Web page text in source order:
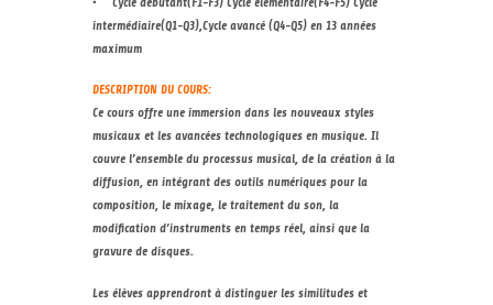
intermédiaire(Q1-Q3),Cycle avancé (Q4-Q5) en 13 années
maximum
DESCRIPTION DU COURS:
Ce cours offre une immersion dans les nouveaux styles
musicaux et les avancées technologiques en musique. Il
couvre l’ensemble du processus musical, de la création à la
diffusion, en intégrant des outils numériques pour la
composition, le mixage, le traitement du son, la
modification d’instruments en temps réel, ainsi que la
gravure de disques.
Les élèves apprendront à distinguer les similitudes et